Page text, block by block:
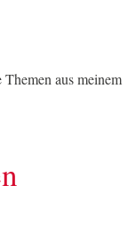
aus meinem